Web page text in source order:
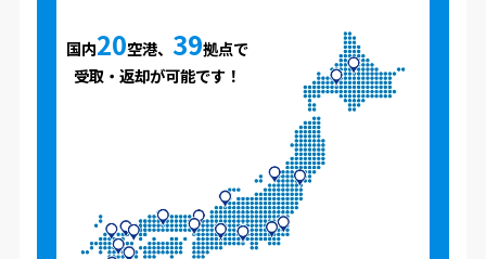
国内20空港、 39拠点で
受取・返却が可能です！